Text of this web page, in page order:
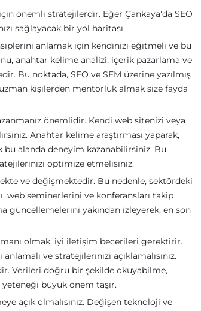
önemli stratejilerdir. Eğer Çankaya'da SEO
sağlayacak bir yol haritası.
anlamak için kendinizi eğitmeli ve bu
anahtar kelime analizi, içerik pazarlama ve
Bu noktada, SEO ve SEM üzerine yazılmış
kişilerden mentorluk almak size fayda
önemlidir. Kendi web sitenizi veya
Anahtar kelime araştırması yaparak,
alanda deneyim kazanabilirsiniz. Bu
optimize etmelisiniz.
ve değişmektedir. Bu nedenle, sektördeki
web seminerlerini ve konferansları takip
güncellemelerini yakından izleyerek, en son
olmak, iyi iletişim becerileri gerektirir.
ve stratejilerinizi açıklamalısınız.
Verileri doğru bir şekilde okuyabilme,
büyük önem taşır.
açık olmalısınız. Değişen teknoloji ve